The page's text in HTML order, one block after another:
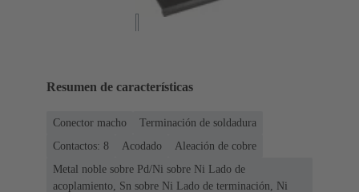
Resumen de características
Conector macho
Terminación de soldadura
Contactos: 8
Acodado
Aleación de cobre
Metal noble sobre Pd/Ni sobre Ni Lado de
acoplamiento, Sn sobre Ni Lado de terminación, Ni